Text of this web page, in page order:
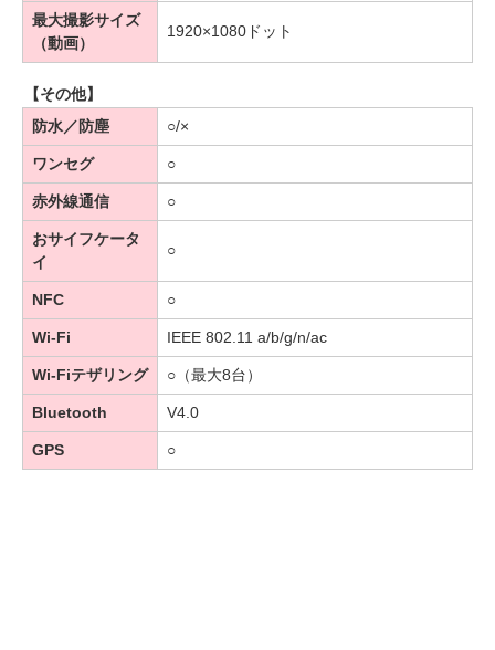
最大撮影サイズ
（動画）
1920×1080ドット
【その他】
防水／防塵
○/×
ワンセグ ○
赤外線通信 ○
おサイフケータ
イ
○
NFC ○
Wi-Fi IEEE 802.11 a/b/g/n/ac
Wi-Fiテザリング ○（最大8台）
Bluetooth V4.0
GPS ○